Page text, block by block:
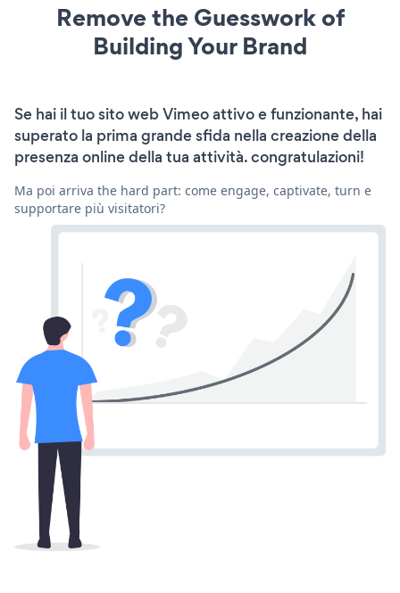
Remove the Guesswork of
Building Your Brand
Se hai il tuo sito web Vimeo attivo e funzionante, hai
superato la prima grande sfida nella creazione della
presenza online della tua attività. congratulazioni!
Ma poi arriva the hard part: come engage, captivate, turn e
supportare più visitatori?